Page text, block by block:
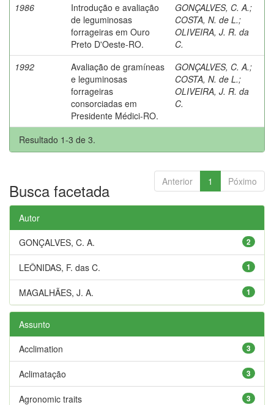
1986
Introdução e avaliação
de leguminosas
forrageiras em Ouro
Preto D'Oeste-RO.
GONÇALVES, C. A.;
COSTA, N. de L.;
OLIVEIRA, J. R. da
C.
1992
Avaliação de gramíneas
e leguminosas
forrageiras
consorciadas em
Presidente Médici-RO.
GONÇALVES, C. A.;
COSTA, N. de L.;
OLIVEIRA, J. R. da
C.
Resultado 1-3 de 3.
Anterior 1 Póximo
Busca facetada
Autor
2
GONÇALVES, C. A.
1
LEÔNIDAS, F. das C.
1
MAGALHÃES, J. A.
Assunto
3
Acclimation
3
Aclimatação
3
Agronomic traits